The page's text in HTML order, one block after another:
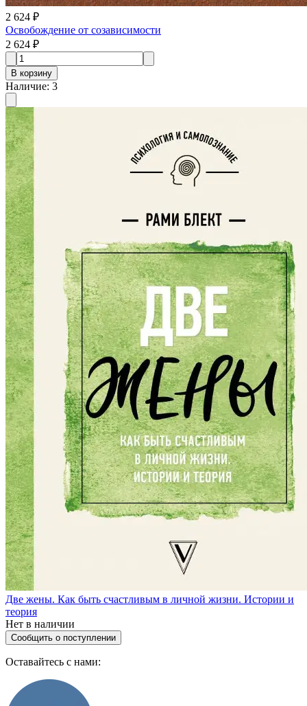
2 624 ₽
Освобождение от созависимости
2 624 ₽
В корзину
Наличие: 3
Две жены. Как быть счастливым в личной жизни. Истории и
теория
Нет в наличии
Сообщить о поступлении
Оставайтесь с нами: